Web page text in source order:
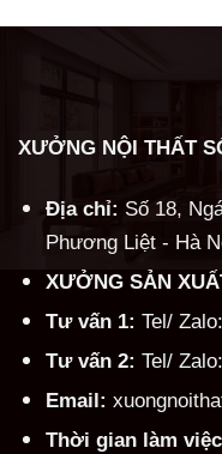
XƯỞNG NỘI THẤT
Địa chỉ: Số 18,
Phương Liệt - Hà
XƯỞNG SẢN
Tư vấn 1: Tel/
Tư vấn 2: Tel/
Email:
Thời gian làm